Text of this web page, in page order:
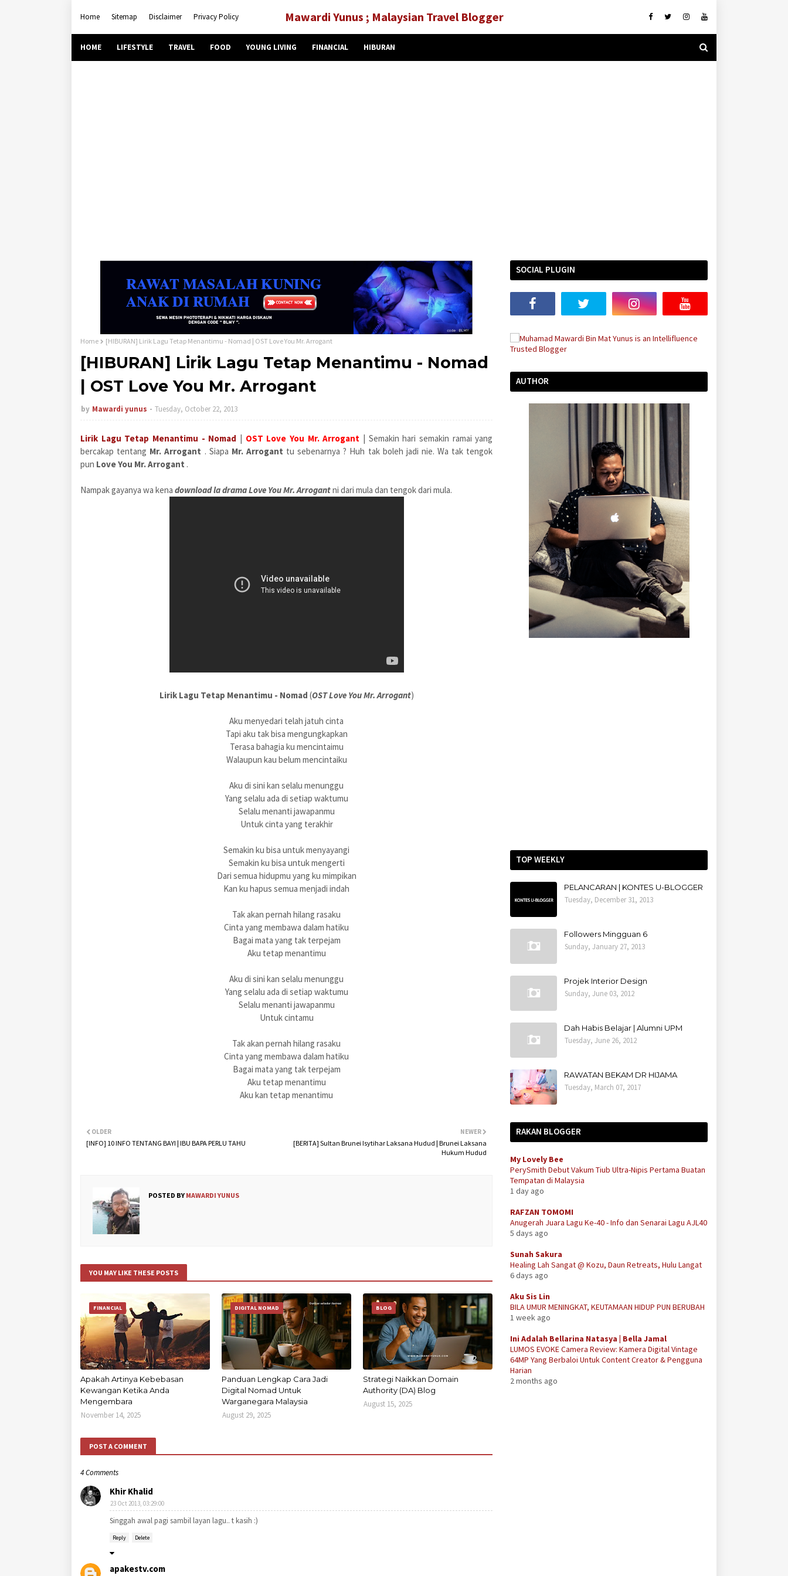
Home Sitemap Disclaimer Privacy Policy Mawardi Yunus ; Malaysian Travel Blogger
HOME LIFESTYLE TRAVEL FOOD YOUNG LIVING FINANCIAL HIBURAN
Home [HIBURAN] Lirik Lagu Tetap Menantimu - Nomad | OST Love You Mr. Arrogant
[HIBURAN] Lirik Lagu Tetap Menantimu - Nomad
| OST Love You Mr. Arrogant
by Mawardi yunus Tuesday, October 22, 2013
Lirik Lagu Tetap Menantimu - Nomad | OST Love You Mr. Arrogant | Semakin hari semakin ramai yang
bercakap tentang Mr. Arrogant . Siapa Mr. Arrogant tu sebenarnya ? Huh tak boleh jadi nie. Wa tak tengok
pun Love You Mr. Arrogant .
Nampak gayanya wa kena download la drama Love You Mr. Arrogantni dari mula dan tengok dari mula.
Lirik Lagu Tetap Menantimu - Nomad (OST Love You Mr. Arrogant)
Aku menyedari telah jatuh cinta
Tapi aku tak bisa mengungkapkan
Terasa bahagia ku mencintaimu
Walaupun kau belum mencintaiku
Aku di sini kan selalu menunggu
Yang selalu ada di setiap waktumu
Selalu menanti jawapanmu
Untuk cinta yang terakhir
Semakin ku bisa untuk menyayangi
Semakin ku bisa untuk mengerti
Dari semua hidupmu yang ku mimpikan
Kan ku hapus semua menjadi indah
Tak akan pernah hilang rasaku
Cinta yang membawa dalam hatiku
Bagai mata yang tak terpejam
Aku tetap menantimu
Aku di sini kan selalu menunggu
Yang selalu ada di setiap waktumu
Selalu menanti jawapanmu
Untuk cintamu
Tak akan pernah hilang rasaku
Cinta yang membawa dalam hatiku
Bagai mata yang tak terpejam
Aku tetap menantimu
Aku kan tetap menantimu
NEWER
[BERITA] Sultan Brunei Isytihar Laksana Hudud | Brunei Laksana
Hukum Hudud
OLDER
[INFO] 10 INFO TENTANG BAYI | IBU BAPA PERLU TAHU
POSTED BY MAWARDI YUNUS
YOU MAY LIKE THESE POSTS
FINANCIAL
Apakah Artinya Kebebasan
Kewangan Ketika Anda
Mengembara
November 14, 2025
DIGITAL NOMAD
Panduan Lengkap Cara Jadi
Digital Nomad Untuk
Warganegara Malaysia
August 29, 2025
BLOG
Strategi Naikkan Domain
Authority (DA) Blog
August 15, 2025
POST A COMMENT
4 Comments
Khir Khalid
23 Oct 2013, 03:29:00
Singgah awal pagi sambil layan lagu.. t kasih :)
Reply Delete
apakestv.com
SOCIAL PLUGIN
AUTHOR
TOP WEEKLY
PELANCARAN | KONTES U-BLOGGER
Tuesday, December 31, 2013
Followers Mingguan 6
Sunday, January 27, 2013
Projek Interior Design
Sunday, June 03, 2012
Dah Habis Belajar | Alumni UPM
Tuesday, June 26, 2012
RAWATAN BEKAM DR HIJAMA
Tuesday, March 07, 2017
RAKAN BLOGGER
My Lovely Bee
PerySmith Debut Vakum Tiub Ultra-Nipis Pertama Buatan
Tempatan di Malaysia
1 day ago
RAFZAN TOMOMI
Anugerah Juara Lagu Ke-40 - Info dan Senarai Lagu AJL40
5 days ago
Sunah Sakura
Healing Lah Sangat @ Kozu, Daun Retreats, Hulu Langat
6 days ago
Aku Sis Lin
BILA UMUR MENINGKAT, KEUTAMAAN HIDUP PUN BERUBAH
1 week ago
Ini Adalah Bellarina Natasya | Bella Jamal
LUMOS EVOKE Camera Review: Kamera Digital Vintage
64MP Yang Berbaloi Untuk Content Creator & Pengguna
Harian
2 months ago